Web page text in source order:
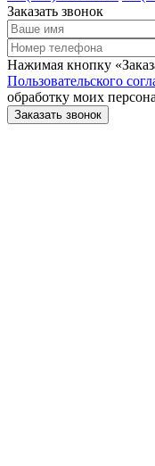
Заказать звонок
Нажимая кнопку
Пользовательского
обработку моих